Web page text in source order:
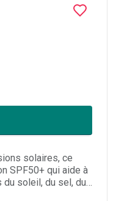
solaires, ce
SPF50+ qui aide à
soleil, du sel, du